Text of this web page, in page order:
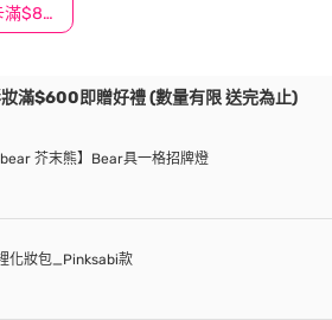
刷中信卡滿$888送3萬點
滿$600即贈好禮 (數量有限 送完為止)
芥末熊】Bear具一格招牌燈
化妝包_Pinksabi款